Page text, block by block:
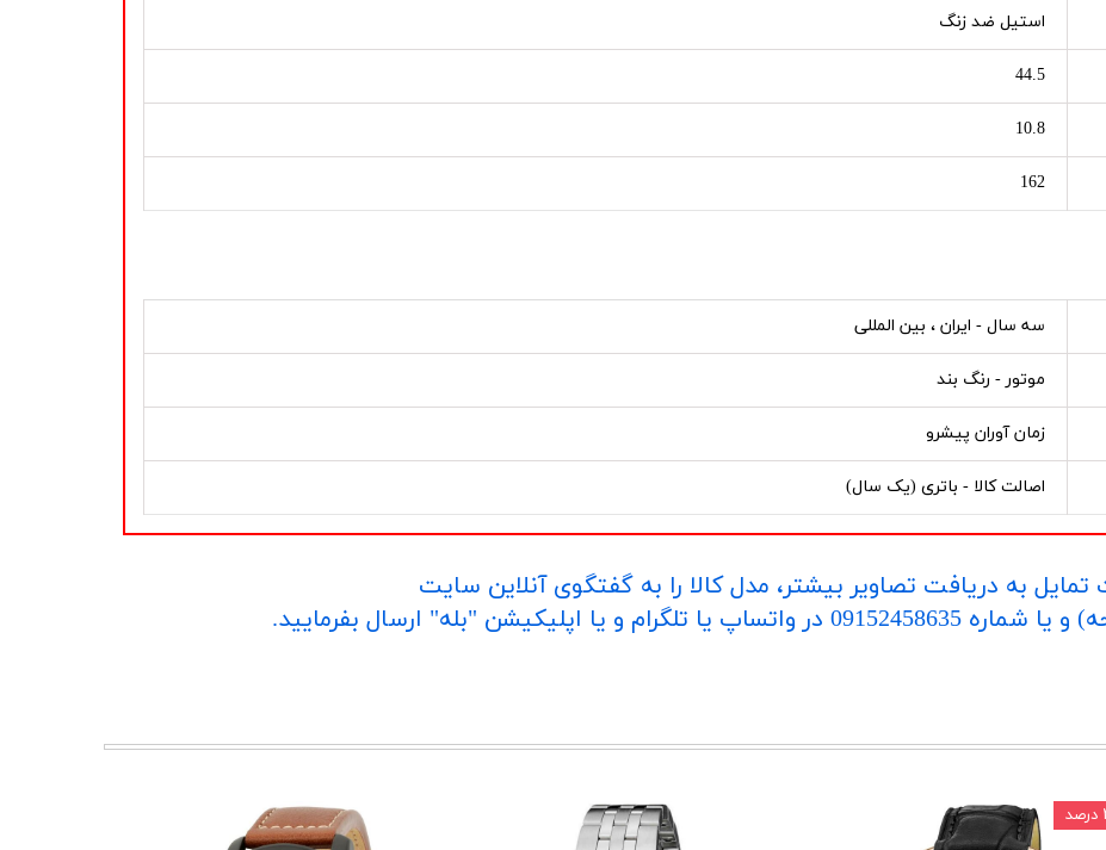
استیل ضد زنگ
44.5
10.8
162
سه سال - ایران ، بین المللی
موتور - رنگ بند
زمان آوران پیشرو
اصالت کالا - باتری (یک سال)
به دریافت تصاویر بیشتر، مدل کالا را به گفتگوی آنلاین سایت
و یا اپلیکیشن "بله" ارسال بفرمایید.